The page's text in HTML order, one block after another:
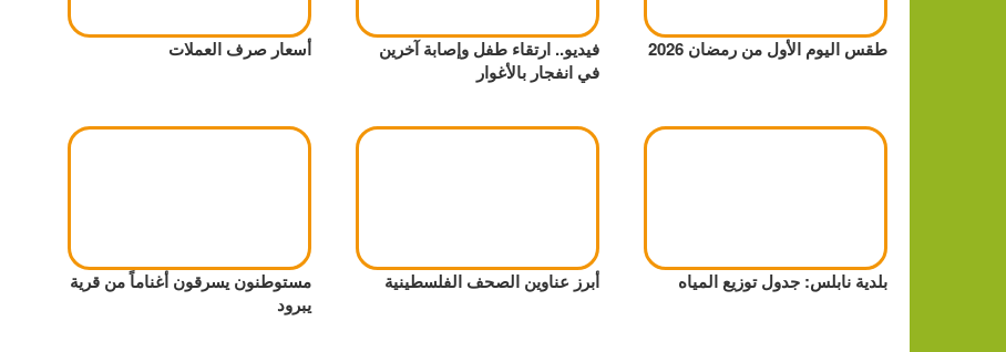
طقس اليوم الأول من رمضان 2026
فيديو.. ارتقاء طفل وإصابة آخرين
في انفجار بالأغوار
أسعار صرف العملات
بلدية نابلس: جدول توزيع المياه أبرز عناوين الصحف الفلسطينية
مستوطنون يسرقون أغناماً من قرية
يبرود